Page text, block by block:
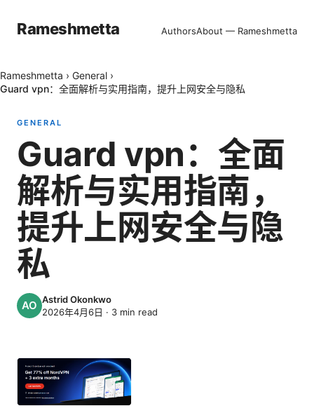
Rameshmetta AuthorsAbout — Rameshmetta
Rameshmetta › General ›
Guard vpn：全面解析与实用指南，提升上网安全与隐私
GENERAL
Guard vpn：全面
解析与实用指南，
提升上网安全与隐
私
Astrid Okonkwo
2026年4月6日 · 3 min read